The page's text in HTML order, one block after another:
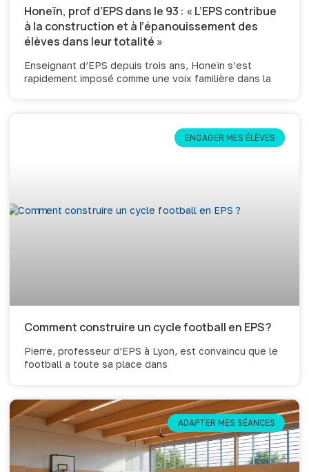
Honeïn, prof d’EPS dans le 93 : « L’EPS contribue
à la construction et à l’épanouissement des
élèves dans leur totalité »
Enseignant d’EPS depuis trois ans, Honeïn s’est
rapidement imposé comme une voix familière dans la
ENGAGER MES ÉLÈVES
Comment construire un cycle football en EPS ?
Pierre, professeur d’EPS à Lyon, est convaincu que le
football a toute sa place dans
ADAPTER MES SÉANCES